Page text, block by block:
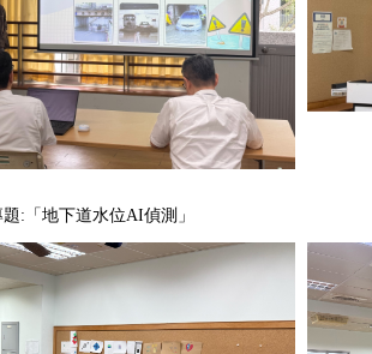
:「地下道水位AI偵測」